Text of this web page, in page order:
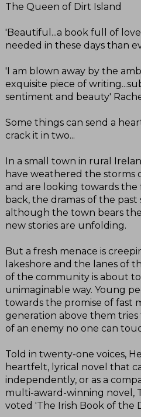
The Queen of Dirt Island
'Beautiful...a book full of
needed in these days than
'I am blown away by the
exquisite piece of
sentiment and beauty'
Some things can send a
crack it in two...
In a small town in rural
have weathered the storms
and are looking towards the
back, the dramas of the
although the town bears
new stories are unfolding.
But a fresh menace is
lakeshore and the lanes of
of the community is about
unimaginable way. Young
towards the promise of fast
generation above them
of an enemy no one can
Told in twenty-one voices,
heartfelt, lyrical novel that
independently, or as a
multi-award-winning novel,
voted 'The Irish Book of the